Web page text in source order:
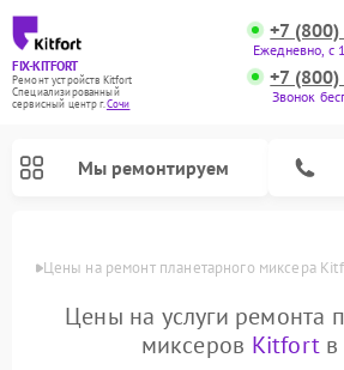
FIX-KITFORT
Ремонт устройств Kitfort
Специализированный
cервисный центр г.Сочи
+7
Ежедневно, с
+7
Звонок
Мы ремонтируем
Цены на ремонт планетарного миксера
Цены на услуги ремонта
миксеров Kitfortв